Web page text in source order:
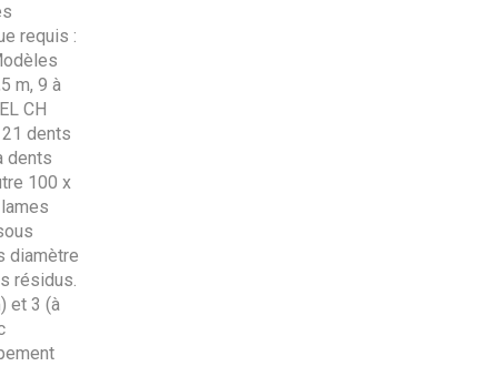
requis :
m, 9 à
CH
dents
dents
100 x
diamètre
résidus.
et 3 (à